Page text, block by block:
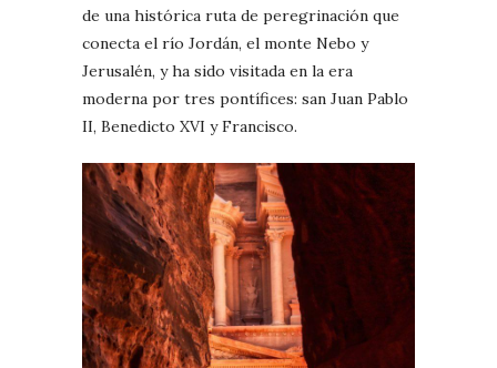
de una histórica ruta de peregrinación que
conecta el río Jordán, el monte Nebo y
Jerusalén, y ha sido visitada en la era
moderna por tres pontífices: san Juan Pablo
II, Benedicto XVI y Francisco.